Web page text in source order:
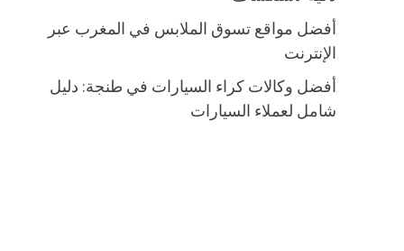
أفضل مواقع تسوق الملابس في المغرب عبر
الإنترنت
أفضل وكالات كراء السيارات في طنجة: دليل
شامل لعملاء السيارات